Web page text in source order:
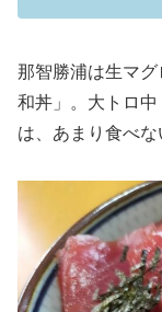
那智勝浦は生マ
和丼」。大トロ
は、あまり食べな